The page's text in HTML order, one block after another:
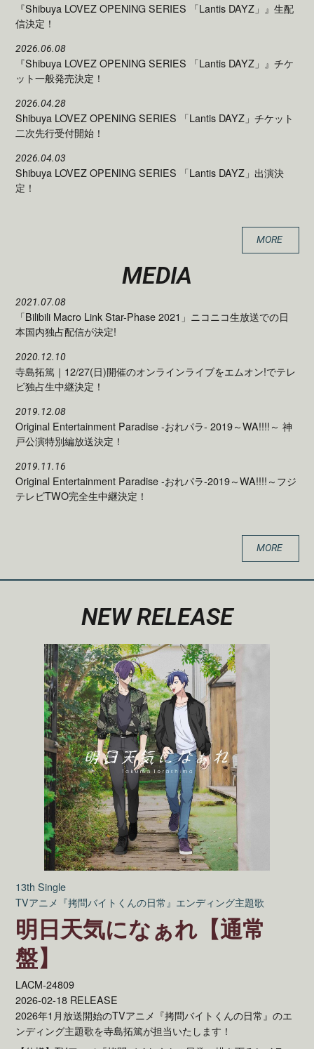
『Shibuya LOVEZ OPENING SERIES 「Lantis DAYZ」』生配
信決定！
2026.06.08
『Shibuya LOVEZ OPENING SERIES 「Lantis DAYZ」』チケ
ット一般発売決定！
2026.04.28
Shibuya LOVEZ OPENING SERIES 「Lantis DAYZ」チケット
二次先行受付開始！
2026.04.03
Shibuya LOVEZ OPENING SERIES 「Lantis DAYZ」出演決
定！
MORE
MEDIA
2021.07.08
「Bilibili Macro Link Star-Phase 2021」ニコニコ生放送での日
本国内独占配信が決定!
2020.12.10
寺島拓篤｜12/27(日)開催のオンラインライブをエムオン!でテレ
ビ独占生中継決定！
2019.12.08
Original Entertainment Paradise -おれパラ- 2019～WA!!!!～ 神
戸公演特別編放送決定！
2019.11.16
Original Entertainment Paradise -おれパラ-2019～WA!!!!～フジ
テレビTWO完全生中継決定！
MORE
NEW RELEASE
13th Single
TVアニメ『拷問バイトくんの日常』エンディング主題歌
明日天気になぁれ【通常
盤】
LACM-24809
2026-02-18 RELEASE
2026年1月放送開始のTVアニメ『拷問バイトくんの日常』のエ
ンディング主題歌を寺島拓篤が担当いたします！